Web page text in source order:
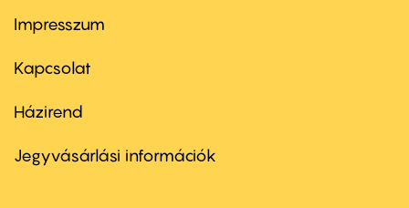
Footer
first
Impresszum
Kapcsolat
Footer
second
Házirend
Jegyvásárlási információk